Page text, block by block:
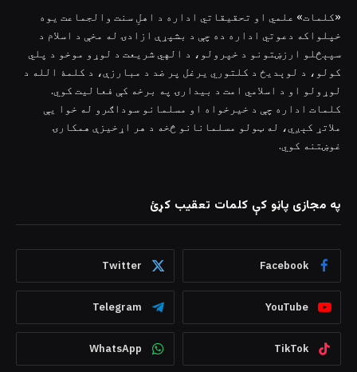
«کلمات» علمي او تحقیقاتي اداره د اهلِ سنت والجماعت یوه
خپلواکه دعوتي اداره ده چې د بشپړې ازادۍ له مخې د اسلام د
سپېڅلو ارزښتونو د خپرولو، د الهي شریعت د لوړو موخو د پلي
کولو، د لوېدیځ د کلتوري یرغل پر ضد د مبارزې، د کلمۀ الله د
لوړولو او د اسلامي امت د بیدارۍ په برخه کې فعالیت کوي.
کلمات اداره چې د خیرخواه او مسلمانو سوداګرو له خوا یې
ملاتړ کېږي، له ټولو مسلمانانو څخه د هر اړخیزې همکارۍ
غوښتنه کوي.
په مجازی پاڼو کې کلمات تعقیب کړئ
Facebook
Twitter
YouTube
Telegram
TikTok
WhatsApp